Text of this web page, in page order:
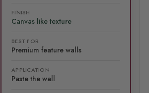
FINISH
Canvas like texture
BEST FOR
Premium feature walls
APPLICATION
Paste the wall